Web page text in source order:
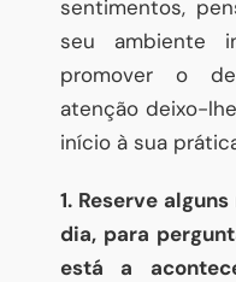
sentimentos,
seu ambiente
promover o
atenção deixo-
início à sua
1. Reserve
dia, para
está a